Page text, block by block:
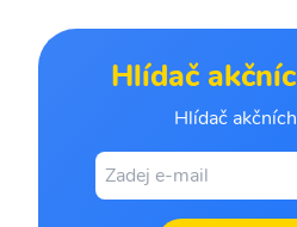
Hlídač
Hlídač